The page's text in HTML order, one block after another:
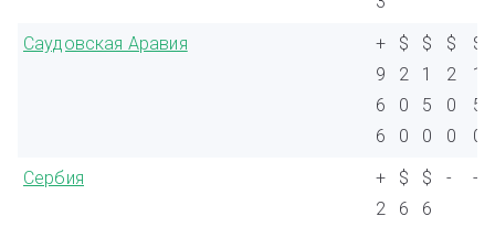
Саудовская Аравия
+
9
6
6
$
2
0
0
$
1
5
0
$
2
0
0
$
1
5
0
Сербия
+
2
$
6
$
6
- -